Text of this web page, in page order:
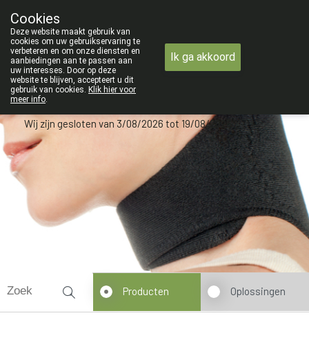
09 228 32 36
Wij zijn gesloten van 3/08/2026 tot 19/08/2026
Producten Oplossingen
Cookies
Deze website maakt gebruik van
cookies om uw gebruikservaring te
verbeteren en om onze diensten en
aanbiedingen aan te passen aan
uw interesses. Door op deze
website te blijven, accepteert u dit
gebruik van cookies. Klik hier voor
meer info.
Ik ga akkoord